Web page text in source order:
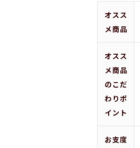
オスス
メ商品
オスス
メ商品
のこだ
わりポ
イント
お支度